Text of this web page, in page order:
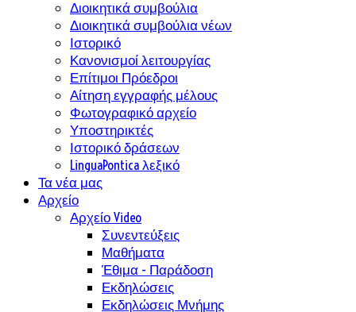
Διοικητικά συμβούλια
Διοικητικά συμβούλια νέων
Ιστορικό
Κανονισμοί λειτουργίας
Επίτιμοι Πρόεδροι
Αίτηση εγγραφής μέλους
Φωτογραφικό αρχείο
Υποστηρικτές
Ιστορικό δράσεων
LinguaPontica λεξικό
Τα νέα μας
Αρχείο
Αρχείο Video
Συνεντεύξεις
Μαθήματα
Έθιμα - Παράδοση
Εκδηλώσεις
Εκδηλώσεις Μνήμης